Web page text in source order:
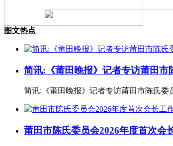
图文热点
简讯:《莆田晚报》记者专访莆田市
简讯:《莆田晚报》记者专访莆田市陈氏委
莆田市陈氏委员会2026年度首次会